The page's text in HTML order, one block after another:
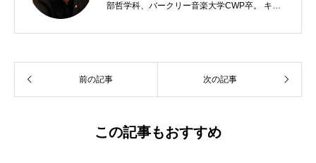
部哲学科、バークリー音楽大学CWP卒。 キリ
う宗教法人専門の行政書士。2020年7月よりク
「上馬キリスト教会（@kamiumach）」の運営
を行う「まじめ担当」。 著書に『聖書を読んだ
西洋哲学超入門〜』（日本実業出版）、『人生
前の記事 次の記事
この記事もおすすめ